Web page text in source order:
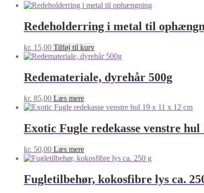
Redeholderring i metal til
kr. 15,00 Tilføj til kurv
Redemateriale, dyrehår 500g
kr. 85,00 Læs mere
Exotic Fugle redekasse venstre hul
kr. 50,00 Læs mere
Fugletilbehør, kokosfibre lys ca.